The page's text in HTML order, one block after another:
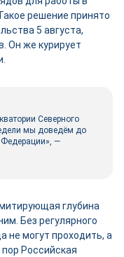
решение принято
5 августа,
Он же курирует
Северного
мы доведём до
Федерации», —
глубина
Без регулярного
не могут проходить, а
Российская